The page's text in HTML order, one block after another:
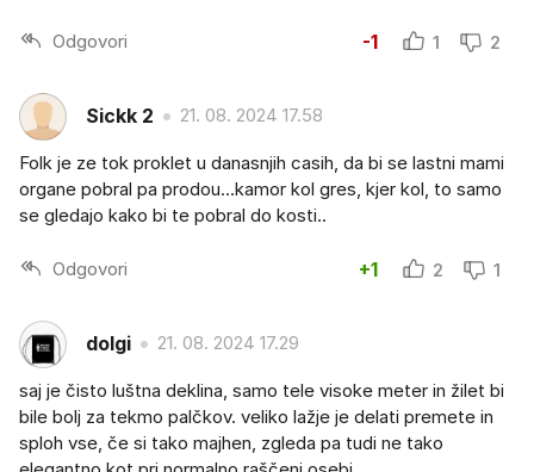
Odgovori -1 1 2
Sickk 2 21. 08. 2024 17.58
Folk je ze tok proklet u danasnjih casih, da bi se lastni mami
organe pobral pa prodou...kamor kol gres, kjer kol, to samo
se gledajo kako bi te pobral do kosti..
Odgovori +1 2 1
dolgi 21. 08. 2024 17.29
saj je čisto luštna deklina, samo tele visoke meter in žilet bi
bile bolj za tekmo palčkov. veliko lažje je delati premete in
sploh vse, če si tako majhen, zgleda pa tudi ne tako